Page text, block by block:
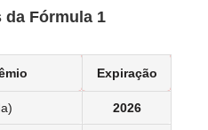
da Fórmula 1
Expiração
2026